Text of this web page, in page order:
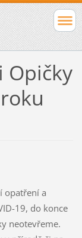
Opičky
opatření a
19, do konce
neotevřeme.